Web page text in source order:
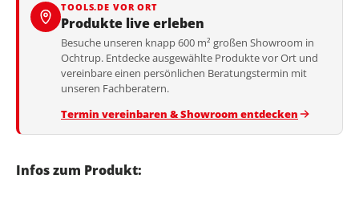
TOOLS.DE VOR ORT
Produkte live erleben
Besuche unseren knapp 600 m² großen Showroom in
Ochtrup. Entdecke ausgewählte Produkte vor Ort und
vereinbare einen persönlichen Beratungstermin mit
unseren Fachberatern.
Termin vereinbaren & Showroom entdecken
Infos zum Produkt: